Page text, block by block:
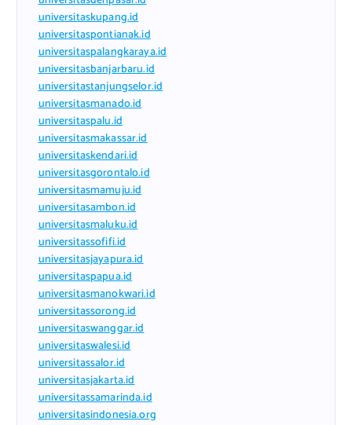
universitaskupang.id
universitaspontianak.id
universitaspalangkaraya.id
universitasbanjarbaru.id
universitastanjungselor.id
universitasmanado.id
universitaspalu.id
universitasmakassar.id
universitaskendari.id
universitasgorontalo.id
universitasmamuju.id
universitasambon.id
universitasmaluku.id
universitassofifi.id
universitasjayapura.id
universitaspapua.id
universitasmanokwari.id
universitassorong.id
universitaswanggar.id
universitaswalesi.id
universitassalor.id
universitasjakarta.id
universitassamarinda.id
universitasindonesia.org